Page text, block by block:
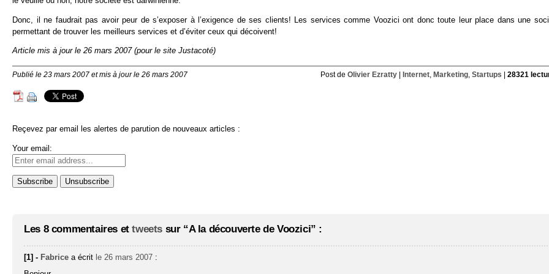
Donc, il ne faudrait pas avoir peur de s’exposer à l’exigence de ses clients! Les services comme Voozici ont donc toute leur place dans une
permettant de trouver les meilleurs services et d’éviter ceux qui décoivent!
Article mis à jour le 26 mars 2007 (pour le site Justacoté)
Publié le 23 mars 2007 et mis à jour le 26 mars 2007 Post de Olivier Ezratty| Internet, Marketing, Startups 28321
Reçevez par email les alertes de parution de nouveaux articles :
Your email:
Les 8 commentaires ettweets sur “A la découverte de Voozici” :
[1] - Fabrice a écrit le 26 mars 2007 :